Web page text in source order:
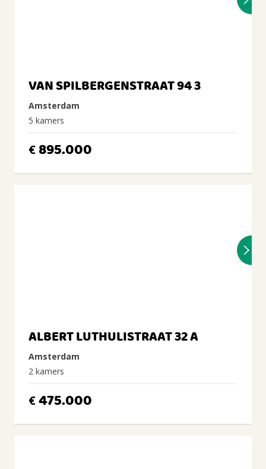
VAN SPILBERGENSTRAAT 94 3
Amsterdam
5 kamers
€ 895.000
ALBERT LUTHULISTRAAT 32 A
Amsterdam
2 kamers
€475.000